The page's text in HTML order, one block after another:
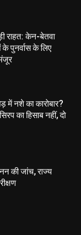
राहत: केन-बेतवा
पुनर्वास के लिए
में नशे का कारोबार?
का हिसाब नहीं, दो
की जांच, राज्य